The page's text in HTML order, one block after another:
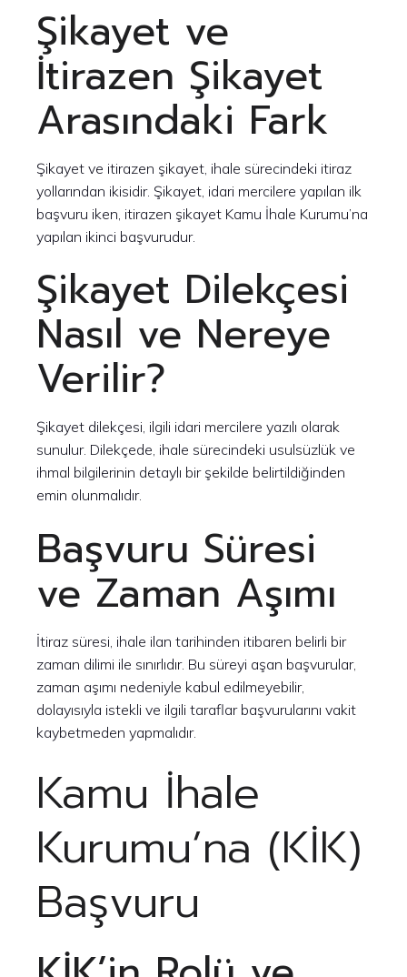
Şikayet ve
İtirazen Şikayet
Arasındaki Fark
Şikayet ve itirazen şikayet, ihale sürecindeki itiraz
yollarından ikisidir. Şikayet, idari mercilere yapılan ilk
başvuru iken, itirazen şikayet Kamu İhale Kurumu’na
yapılan ikinci başvurudur.
Şikayet Dilekçesi
Nasıl ve Nereye
Verilir?
Şikayet dilekçesi, ilgili idari mercilere yazılı olarak
sunulur. Dilekçede, ihale sürecindeki usulsüzlük ve
ihmal bilgilerinin detaylı bir şekilde belirtildiğinden
emin olunmalıdır.
Başvuru Süresi
ve Zaman Aşımı
İtiraz süresi, ihale ilan tarihinden itibaren belirli bir
zaman dilimi ile sınırlıdır. Bu süreyi aşan başvurular,
zaman aşımı nedeniyle kabul edilmeyebilir,
dolayısıyla istekli ve ilgili taraflar başvurularını vakit
kaybetmeden yapmalıdır.
Kamu İhale
Kurumu’na (KİK)
Başvuru